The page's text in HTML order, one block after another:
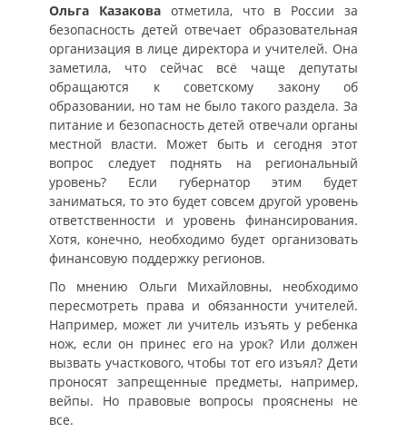
Ольга Казаковаотметила, что в России за
безопасность детей отвечает образовательная
организация в лице директора и учителей. Она
заметила, что сейчас всё чаще депутаты
обращаются к советскому закону об
образовании, но там не было такого раздела. За
питание и безопасность детей отвечали органы
местной власти. Может быть и сегодня этот
вопрос следует поднять на региональный
уровень? Если губернатор этим будет
заниматься, то это будет совсем другой уровень
ответственности и уровень финансирования.
Хотя, конечно, необходимо будет организовать
финансовую поддержку регионов.
По мнению Ольги Михайловны, необходимо
пересмотреть права и обязанности учителей.
Например, может ли учитель изъять у ребенка
нож, если он принес его на урок? Или должен
вызвать участкового, чтобы тот его изъял? Дети
проносят запрещенные предметы, например,
вейпы. Но правовые вопросы прояснены не
все.